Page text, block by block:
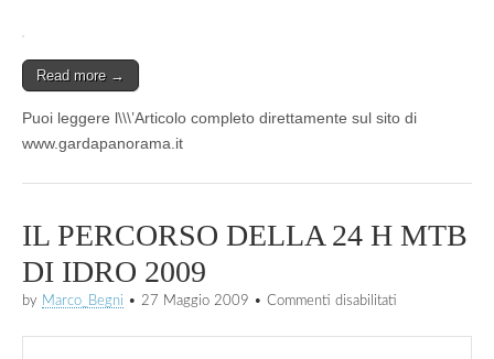
Read more →
Puoi leggere l\\\’Articolo completo direttamente sul sito di
www.gardapanorama.it
IL PERCORSO DELLA 24 H MTB
DI IDRO 2009
by Marco_Begni • 27 Maggio 2009 • Commenti disabilitati
PERCORSO